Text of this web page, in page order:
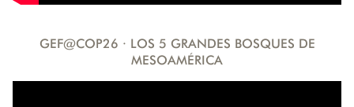
GEF@COP26 · LOS 5 GRANDES BOSQUES DE
MESOAMÉRICA